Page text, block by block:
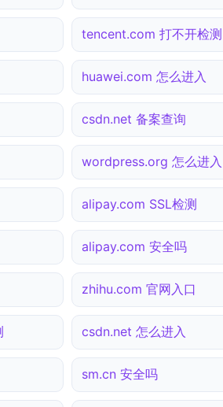
tencent.com 打不开检测
huawei.com 怎么进入
csdn.net 备案查询
wordpress.org 怎么进入
alipay.com SSL检测
alipay.com 安全吗
zhihu.com 官网入口
csdn.net 怎么进入
sm.cn 安全吗